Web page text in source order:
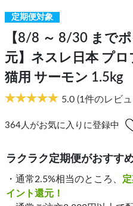
定期便対象
【8/8 ～ 8/30 まで
元】ネスレ日本 プ
猫用 サーモン 1.5kg
5.0 (1件のレビ
364人がお気に入りに登録中
ラクラク定期便がおすす
・通常2.5%相当のところ、
イント還元！